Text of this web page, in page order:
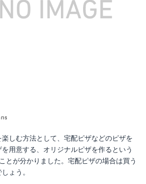
しむ方法として、宅配ピザなどのピザを
用意する、オリジナルピザを作るという
とが分かりました。宅配ピザの場合は買う
ょう。